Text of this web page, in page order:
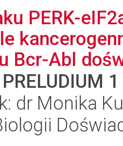
PERK-
Bcr-Abl
PRELUDIUM 1
dr Monika